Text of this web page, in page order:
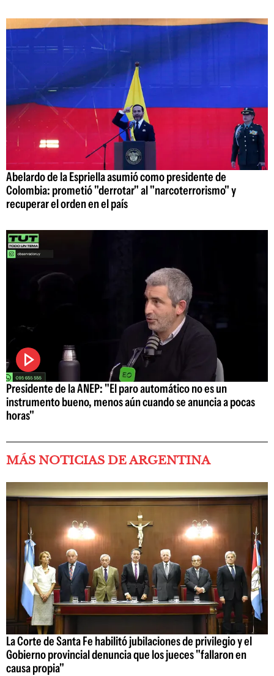
Abelardo de la Espriella asumió como presidente de
Colombia: prometió "derrotar" al "narcoterrorismo" y
recuperar el orden en el país
Presidente de la ANEP: "El paro automático no es un
instrumento bueno, menos aún cuando se anuncia a pocas
horas"
MÁS NOTICIAS DE ARGENTINA
La Corte de Santa Fe habilitó jubilaciones de privilegio y el
Gobierno provincial denuncia que los jueces "fallaron en
causa propia"